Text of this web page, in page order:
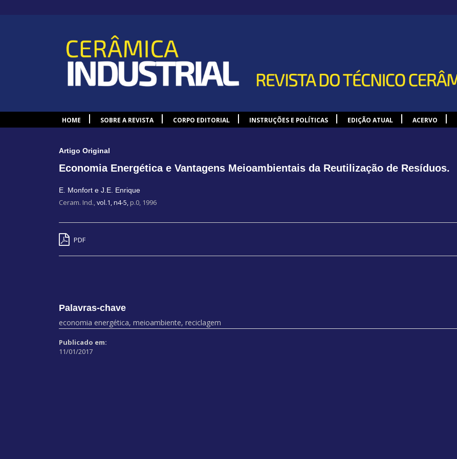
HOME SOBRE A REVISTA CORPO EDITORIAL INSTRUÇÕES E POLÍTICAS EDIÇÃO ATUAL ACERVO
Artigo Original
Economia Energética e Vantagens Meioambientais da Reutilização de Resíduos.
E. Monfort e J.E. Enrique
Ceram. Ind.,vol.1, n4-5, p.0, 1996
PDF
Palavras-chave
economia energética, meioambiente, reciclagem
Publicado em:
11/01/2017